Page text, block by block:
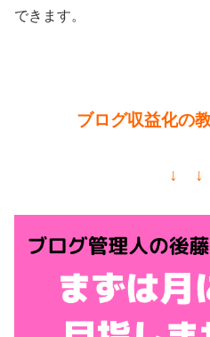
できます。
ブログ収益化の
↓ ↓